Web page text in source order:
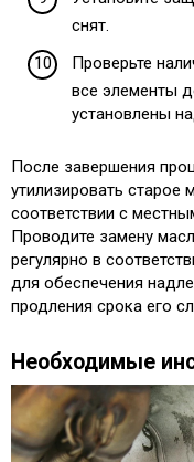
снят.
Проверьте
все элементы
установлены
После завершения
утилизировать старое
соответствии с
Проводите замену
регулярно в
для обеспечения
продления срока его
Необходимые